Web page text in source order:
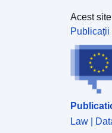
Acest
Law |